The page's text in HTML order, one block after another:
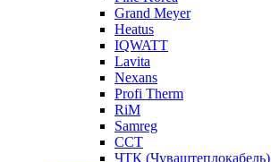
Grand Meyer
Heatus
IQWATT
Lavita
Nexans
Profi Therm
RiM
Samreg
ССТ
ЧТК (Чуваштеплокабель)